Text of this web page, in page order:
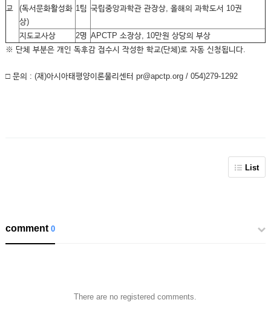
교
(독서문화활성화
상)
1팀 국립중앙과학관 관장상, 올해의 과학도서 10권
지도교사상 2명 APCTP 소장상, 10만원 상당의 부상
※ 단체 부분은 개인 독후감 접수시 작성한 학교(단체)로 자동 신청됩니다.
□ 문의 : (재)아시아태평양이론물리센터 pr@apctp.org / 054)279-1292
List
comment0
There are no registered comments.